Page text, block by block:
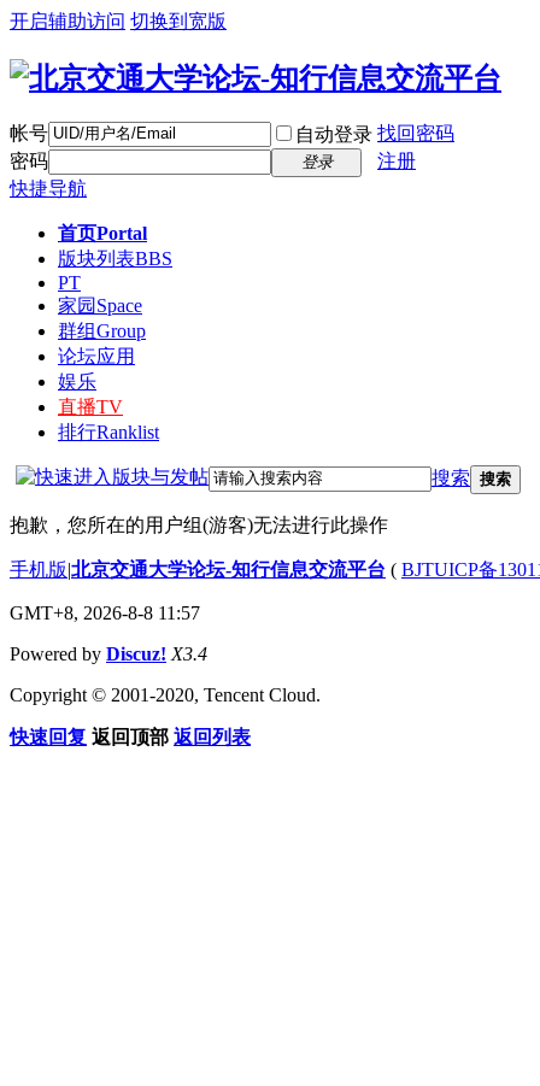
开启辅助访问 切换到宽版
帐号 自动登录 找回密码
密码
登录
注册
快捷导航
首页Portal
版块列表BBS
PT
家园 Space
群组Group
论坛应用
娱乐
直播TV
排行Ranklist
搜索 搜索
抱歉，您所在的用户组(游客)无法进行此操作
手机版|北京交通大学论坛-知行信息交流平台 ( BJTUICP备
GMT+8, 2026-8-8 11:57
Powered by Discuz! X3.4
Copyright © 2001-2020, Tencent Cloud.
快速回复 返回顶部 返回列表